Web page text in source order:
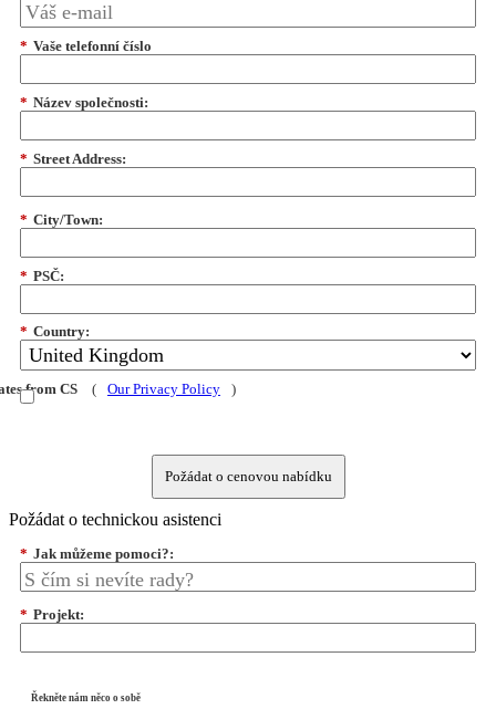
* Vaše telefonní číslo
* Název společnosti:
* Street Address:
* City/Town:
* PSČ:
* Country:
from CS ( Our Privacy Policy )
Požádat o cenovou nabídku
Požádat o technickou asistenci
* Jak můžeme pomoci?:
* Projekt:
Řekněte nám něco o sobě